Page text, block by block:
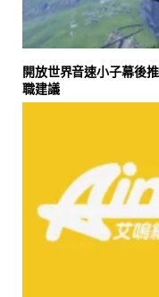
開放世界音速小子幕後
職建議